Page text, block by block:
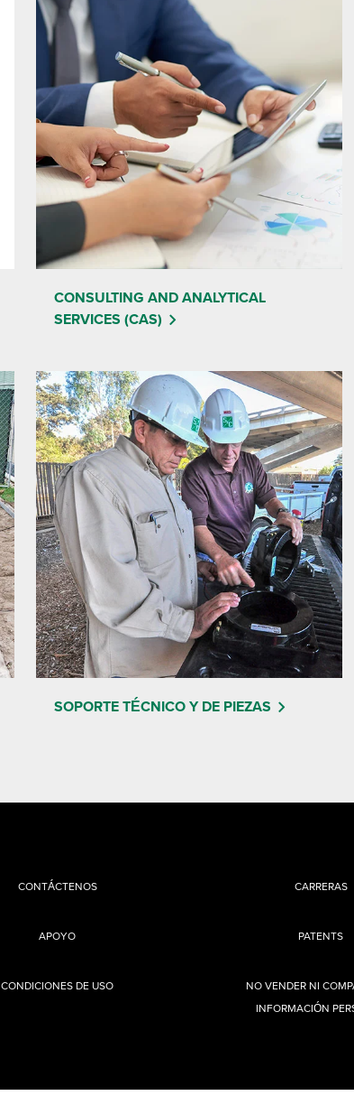
CONSULTING AND ANALYTICAL
SERVICES (CAS)
SOPORTE TÉCNICO Y DE PIEZAS
CONTÁCTENOS
APOYO
CARRERAS
PATENTS
CONDICIONES DE USO
NO VENDER NI
INFORMACIÓN